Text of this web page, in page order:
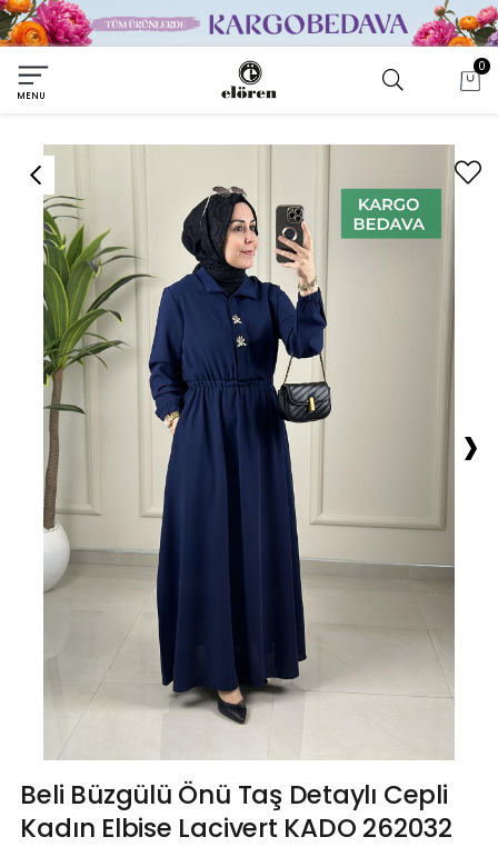
MENU
0
›
Beli Büzgülü Önü Taş Detaylı Cepli
Kadın Elbise Lacivert KADO 262032